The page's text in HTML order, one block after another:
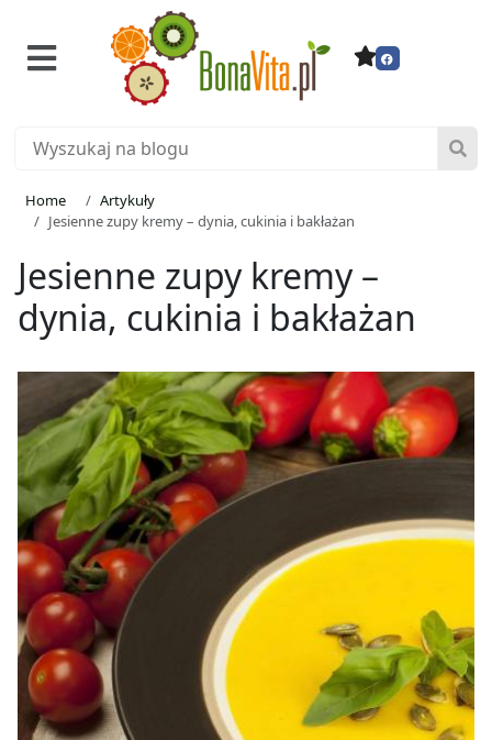
Home
Artykuły
Jesienne zupy kremy – dynia, cukinia i bakłażan
Jesienne zupy kremy –
dynia, cukinia i bakłażan